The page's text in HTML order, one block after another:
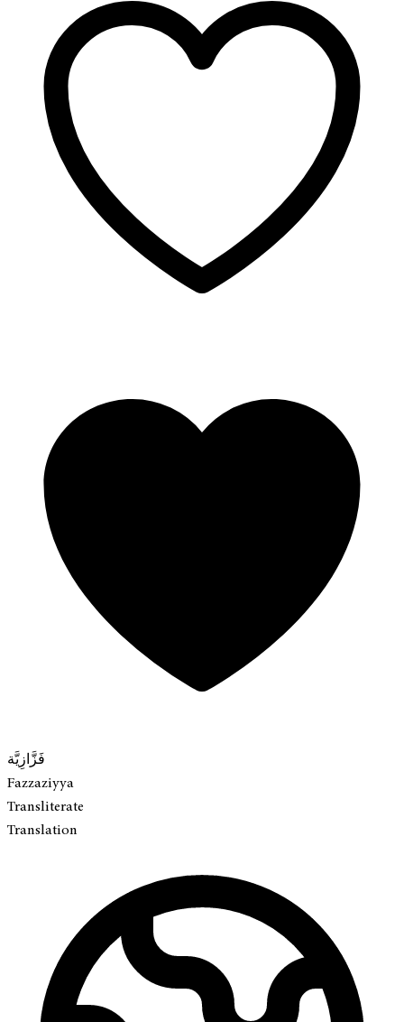
فَزَّازِيَّة
Fazzaziyya
Transliterate
Translation